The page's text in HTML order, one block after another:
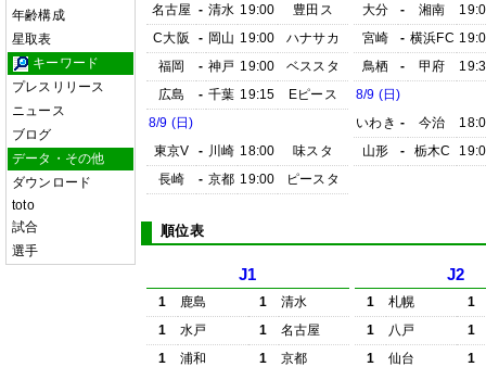
年齢構成
星取表
キーワード
プレスリリース
ニュース
ブログ
データ・その他
ダウンロード
toto
試合
選手
名古屋 - 清水 19:00
豊田ス
C大阪
- 岡山 19:00
ハナサカ
福岡
- 神戸 19:00
ベススタ
広島
- 千葉 19:15
Eピース
8/9 (日)
東京V
- 川崎 18:00
味スタ
長崎
- 京都 19:00 ピースタ
大分
- 湘南
宮崎
- 横浜FC
鳥栖
- 甲府
8/9 (日)
いわき - 今治
山形
- 栃木C
順位表
J1
1 鹿島 1
清水
1
水戸 1
名古屋
1
浦和 1
京都
J2
1 札幌
1
1
八戸
1
1
仙台
1